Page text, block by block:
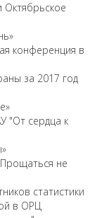
Октябрьское
конференция в
за 2017 год
"От сердца к
не
статистики
в ОРЦ